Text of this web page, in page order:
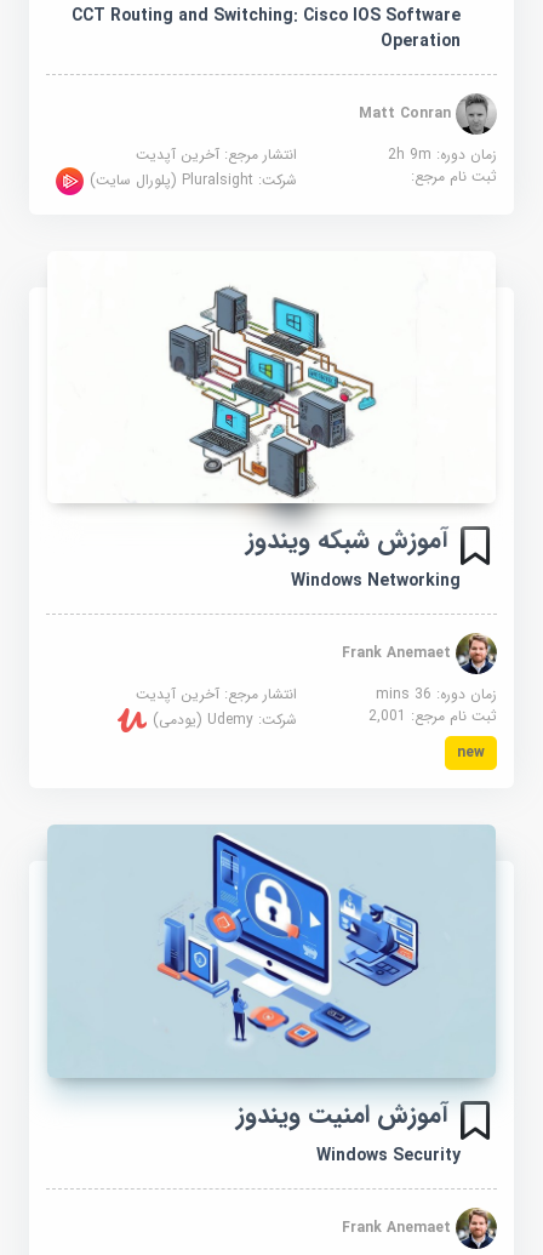
CCT Routing and Switching: Cisco IOS Software
Operation
Matt Conran
زمان دوره: 2h 9m
انتشار مرجع:آخرین آپدیت
ثبت نام مرجع:
شرکت:Pluralsight (پلورال سایت)
آموزش شبکه ویندوز
Windows Networking
Frank Anemaet
زمان دوره: 36 mins
انتشار مرجع:آخرین آپدیت
ثبت نام مرجع:2,001 شرکت:Udemy (یودمی)
new
آموزش امنیت ویندوز
Windows Security
Frank Anemaet